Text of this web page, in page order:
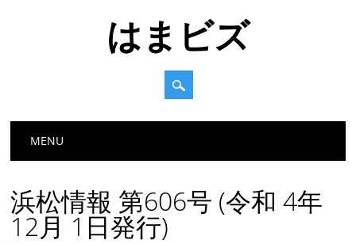
はまビズ
Main menu
MENU
浜松情報 第606号 (令和 4年
12月 1日発行)